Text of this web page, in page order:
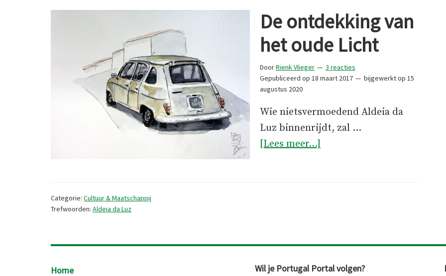
De ontdekking van
het oude Licht
DoorRienk Vlieger
3 reacties
Gepubliceerd op 18 maart 2017 bijgewerkt op 15
augustus 2020
Wie nietsvermoedend Aldeia da
Luz binnenrijdt, zal …
[Lees meer...]
Categorie: Cultuur & Maatschappij
Trefwoorden: Aldeia da Luz
Footer
Home Wil je Portugal Portal volgen?